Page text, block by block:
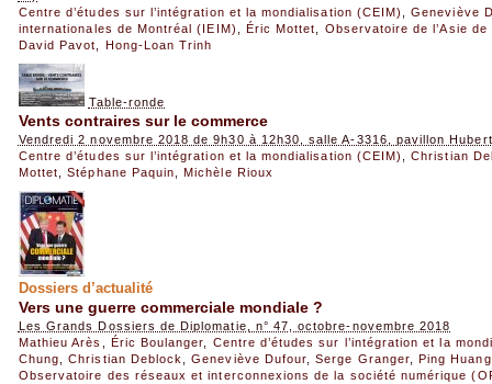
Centre d’études sur l’intégration et la mondialisation (CEIM)
,Geneviève
internationales de Montréal (IEIM)
Éric Mottet
Observatoire de l’Asie de
David Pavot
Hong-Loan Trinh
Table-ronde
Vents contraires sur le commerce
Vendredi 2 novembre 2018 de 9h30 à 12h30, salle A-3316, pavillon
Centre d’études sur l’intégration et la mondialisation (CEIM)
,Christian
Mottet
,Stéphane Paquin ,Michèle Rioux
Dossiers d’actualité
Vers une guerre commerciale mondiale ?
Les Grands Dossiers de Diplomatie, n° 47, octobre-novembre 2018
Mathieu Arès
Éric Boulanger
Centre d’études sur l’intégration et la
Chung ,Christian Deblock ,Geneviève Dufour ,Serge Granger, Ping Huang
Observatoire des réseaux et interconnexions de la société numérique